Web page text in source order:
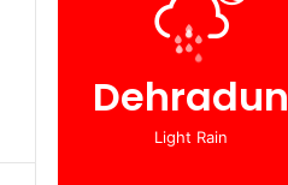
Dehradun
Light Rain